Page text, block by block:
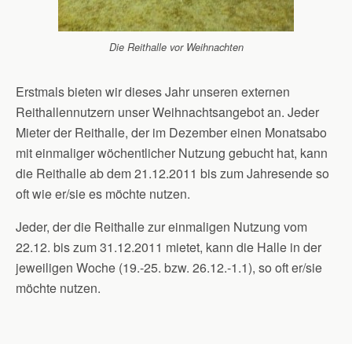
Die Reithalle vor Weihnachten
Erstmals bieten wir dieses Jahr unseren externen
Reithallennutzern unser Weihnachtsangebot an. Jeder
Mieter der Reithalle, der im Dezember einen Monatsabo
mit einmaliger wöchentlicher Nutzung gebucht hat, kann
die Reithalle ab dem 21.12.2011 bis zum Jahresende so
oft wie er/sie es möchte nutzen.
Jeder, der die Reithalle zur einmaligen Nutzung vom
22.12. bis zum 31.12.2011 mietet, kann die Halle in der
jeweiligen Woche (19.-25. bzw. 26.12.-1.1), so oft er/sie
möchte nutzen.